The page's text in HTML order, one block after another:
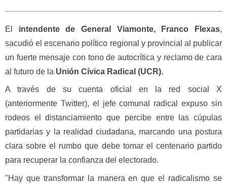
El intendente de General Viamonte, Franco Flexas,
sacudió el escenario político regional y provincial al publicar
un fuerte mensaje con tono de autocrítica y reclamo de cara
al futuro de la Unión Cívica Radical (UCR).
A través de su cuenta oficial en la red social X
(anteriormente Twitter), el jefe comunal radical expuso sin
rodeos el distanciamiento que percibe entre las cúpulas
partidarias y la realidad ciudadana, marcando una postura
clara sobre el rumbo que debe tomar el centenario partido
para recuperar la confianza del electorado.
"Hay que transformar la manera en que el radicalismo se